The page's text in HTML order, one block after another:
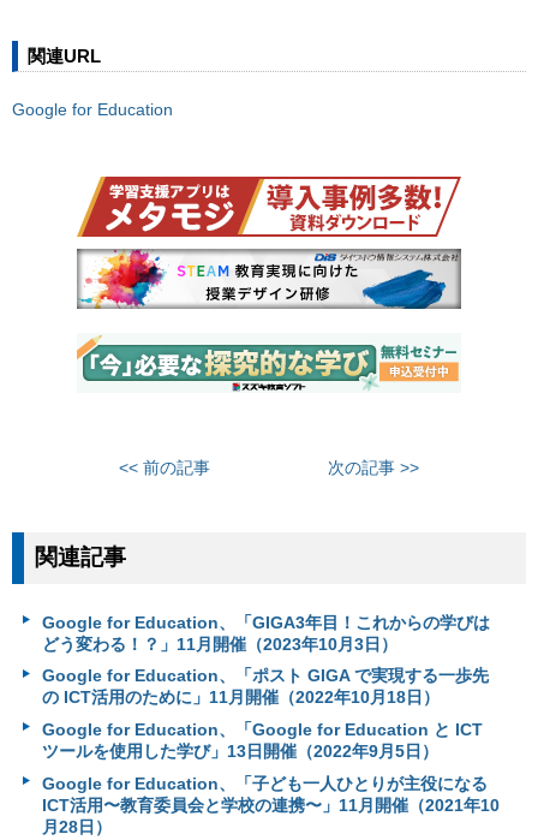
関連URL
Google for Education
<< 前の記事 次の記事 >>
関連記事
Google for Education、「GIGA3年目！これからの学びは
どう変わる！？」11月開催（2023年10月3日）
Google for Education、「ポスト GIGA で実現する一歩先
の ICT活用のために」11月開催（2022年10月18日）
Google for Education、「Google for Education と ICT
ツールを使用した学び」13日開催（2022年9月5日）
Google for Education、「子ども一人ひとりが主役になる
ICT活用〜教育委員会と学校の連携〜」11月開催（2021年10
月28日）